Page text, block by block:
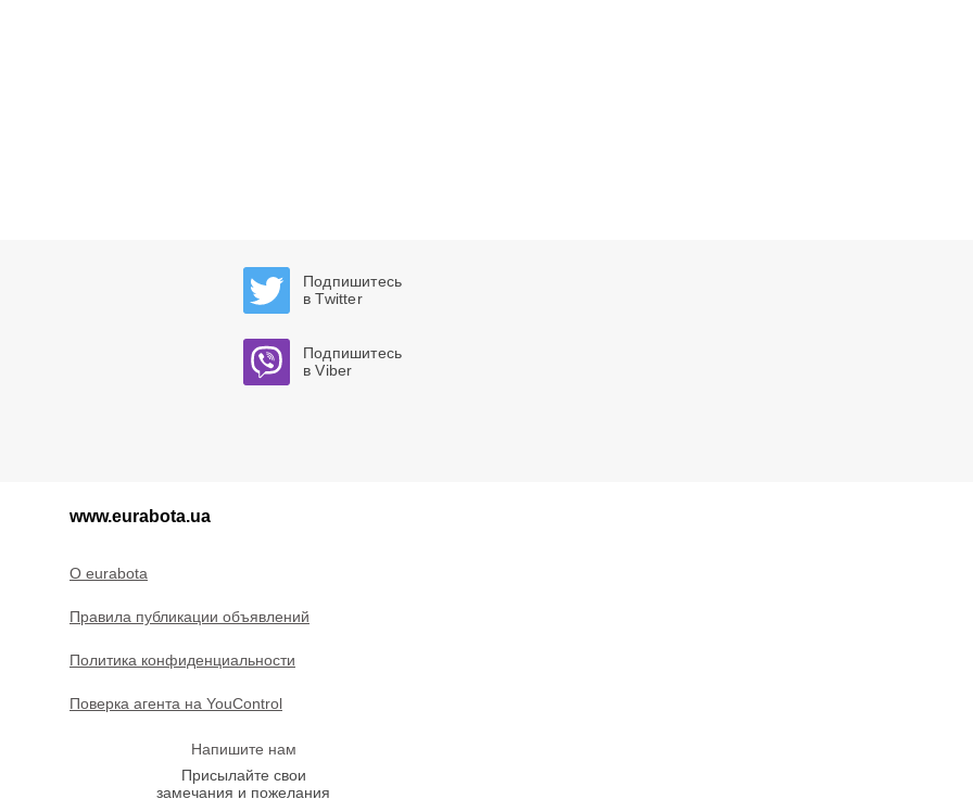
Подпишитесь
в Twitter
Подпишитесь
в Viber
www.eurabota.ua
O eurabota
Правила публикации объявлений
Политика конфиденциальности
Поверка агента на YouControl
Напишите нам
Присылайте свои
замечания и пожелания